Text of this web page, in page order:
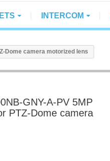
INTERCOM
Dome camera motorized lens
GNY-A-PV 5MP
PTZ-Dome camera